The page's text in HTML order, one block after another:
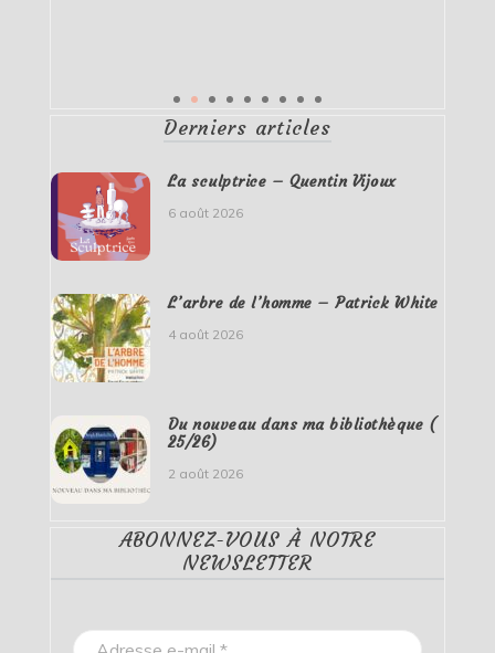
Derniers articles
La sculptrice – Quentin Vijoux
6 août 2026
L’arbre de l’homme – Patrick White
4 août 2026
Du nouveau dans ma bibliothèque (
25/26)
2 août 2026
ABONNEZ-VOUS À NOTRE
NEWSLETTER